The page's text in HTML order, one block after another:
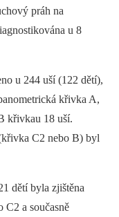
práh na
u 8
u 244 uší (122 dětí),
křivka A,
křivkau 18 uší.
C2 nebo B) byl
dětí byla zjištěna
C2 a současně